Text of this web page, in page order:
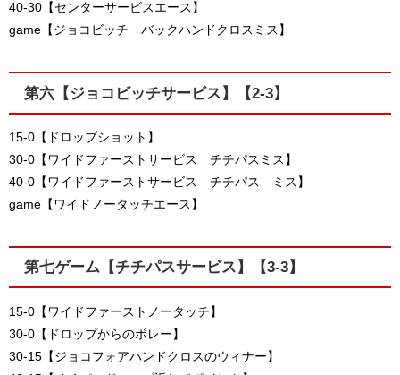
40-30【センターサービスエース】
game【ジョコビッチ バックハンドクロスミス】
第六【ジョコビッチサービス】【2-3】
15-0【ドロップショット】
30-0【ワイドファーストサービス チチパスミス】
40-0【ワイドファーストサービス チチパス ミス】
game【ワイドノータッチエース】
第七ゲーム【チチパスサービス】【3-3】
15-0【ワイドファーストノータッチ】
30-0【ドロップからのボレー】
30-15【ジョコフォアハンドクロスのウィナー】